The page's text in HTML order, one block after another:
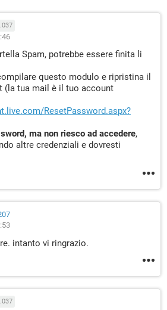
Spam, potrebbe essere finita li
questo modulo e ripristina il
tua mail è il tuo account
ResetPassword.aspx?
ma non riesco ad accedere,
altre credenziali e dovresti
intanto vi ringrazio.